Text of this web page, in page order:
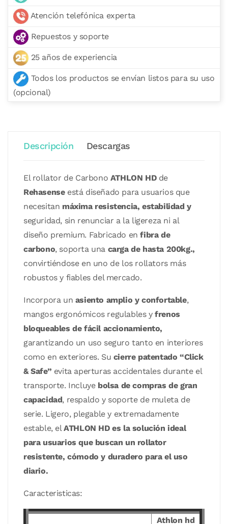
Atención telefónica experta
Repuestos y soporte
25 años de experiencia
Todos los productos se envían listos para su uso
(opcional)
Descripción Descargas
El rollator de Carbono ATHLON HDde
Rehasense está diseñado para usuarios que
necesitan máxima resistencia, estabilidad y
seguridad, sin renunciar a la ligereza ni al
diseño premium. Fabricado enfibra de
carbono, soporta una carga de hasta 200kg.,
convirtiéndose en uno de los rollators más
robustos y fiables del mercado.
Incorpora un asiento amplio y confortable,
mangos ergonómicos regulables yfrenos
bloqueables de fácil accionamiento,
garantizando un uso seguro tanto en interiores
como en exteriores. Su cierre patentado “Click
& Safe” evita aperturas accidentales durante el
transporte. Incluye bolsa de compras de gran
capacidad, respaldo y soporte de muleta de
serie. Ligero, plegable y extremadamente
estable, elATHLON HD es la solución ideal
para usuarios que buscan un rollator
resistente, cómodo y duradero para el uso
diario.
Caracteristicas:
Athlon hd